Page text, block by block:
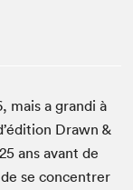
mais a grandi à
Drawn &
ans avant de
se concentrer